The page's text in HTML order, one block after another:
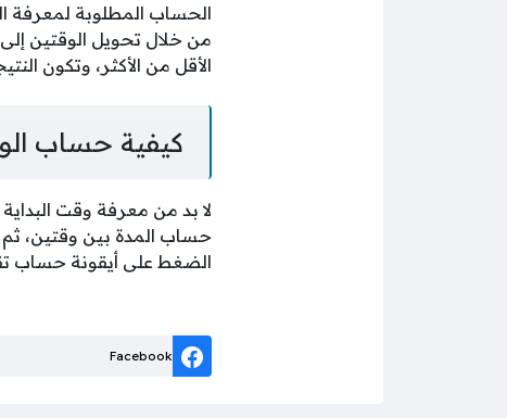
الحساب المطلوبة لمعرفة
الأقل من الأكثر، وتكون
كيفية حساب
لا بد من معرفة وقت
حساب المدة بين وقتين، ثم
الضغط على أيقونة حساب
Facebook